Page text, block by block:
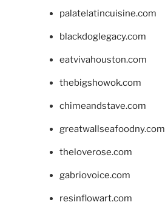
palatelatincuisine.com
blackdoglegacy.com
eatvivahouston.com
thebigshowok.com
chimeandstave.com
greatwallseafoodny.com
theloverose.com
gabriovoice.com
resinflowart.com